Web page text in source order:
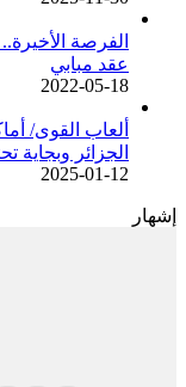
الفرصة
عقد مبابي
2022-05-18
الجزائر وبجاية
2025-01-12
إشهار